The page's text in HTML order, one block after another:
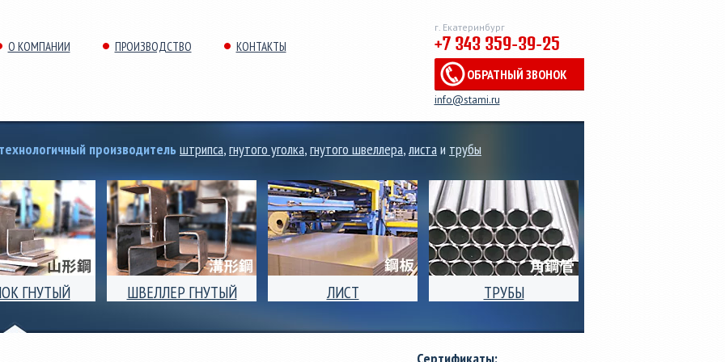
О КОМПАНИИ ПРОИЗВОДСТВО КОНТАКТЫ
г. Екатеринбург
+7 343 359-39-25
ОБРАТНЫЙ ЗВОНОК
info@stami.ru
производительштрипса,гнутого уголка,гнутого швеллера,листаи трубы
ГНУТЫЙ
и
ШВЕЛЛЕР ГНУТЫЙ
равнополочный и
ЛИСТ
листового стального
ТРУБЫ
электросварных стальных